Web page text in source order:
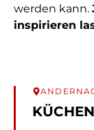
werden kann.
inspirieren